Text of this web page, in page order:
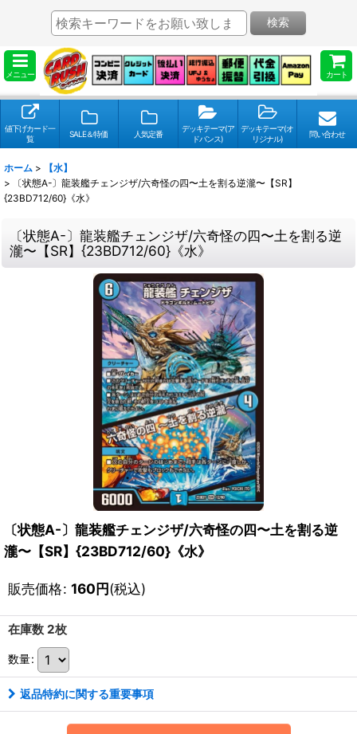
メニュー カート
検索
値下げカード一
覧
SALE＆特価 人気定番
デッキテーマ(ア
ドバンス)
デッキテーマ(オ
リジナル)
問い合わせ
ホーム >
【水】
>
〔状態A-〕龍装艦チェンジザ/六奇怪の四〜土を割る逆瀧〜【SR】
{23BD712/60}《水》
〔状態A-〕龍装艦チェンジザ/六奇怪の四〜土を割る逆
瀧〜【SR】{23BD712/60}《水》
〔状態A-〕龍装艦チェンジザ/六奇怪の四〜土を割る逆
瀧〜【SR】{23BD712/60}《水》
販売価格: 160円(税込)
在庫数 2枚
数量:
返品特約に関する重要事項